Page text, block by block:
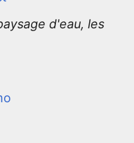
d'eau, les